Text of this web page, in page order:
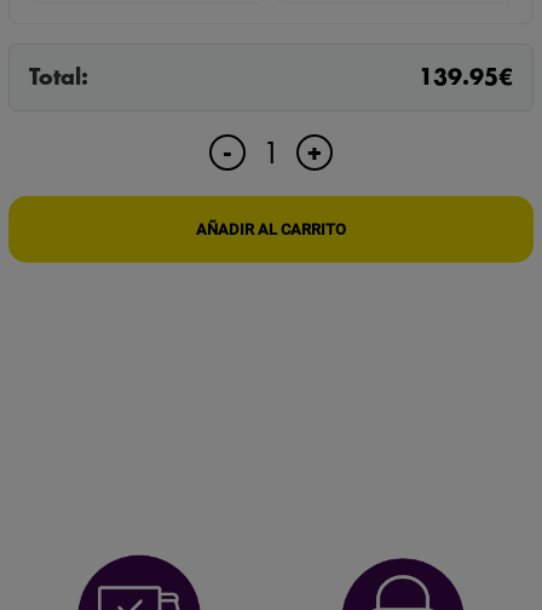
Total: 139.95€
-
GRABADORA
ESPÍA
150
+
AÑADIR AL CARRITO